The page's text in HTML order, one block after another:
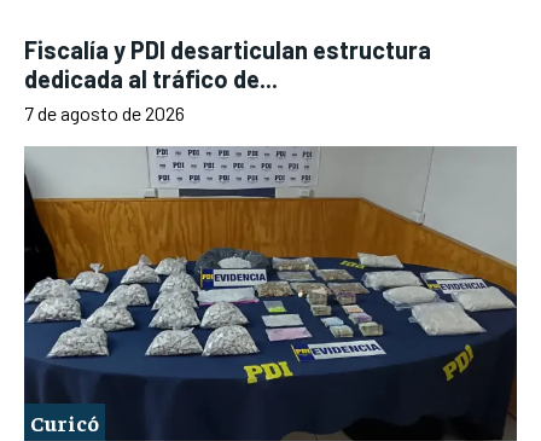
Fiscalía y PDI desarticulan estructura
dedicada al tráfico de...
7 de agosto de 2026
Curicó